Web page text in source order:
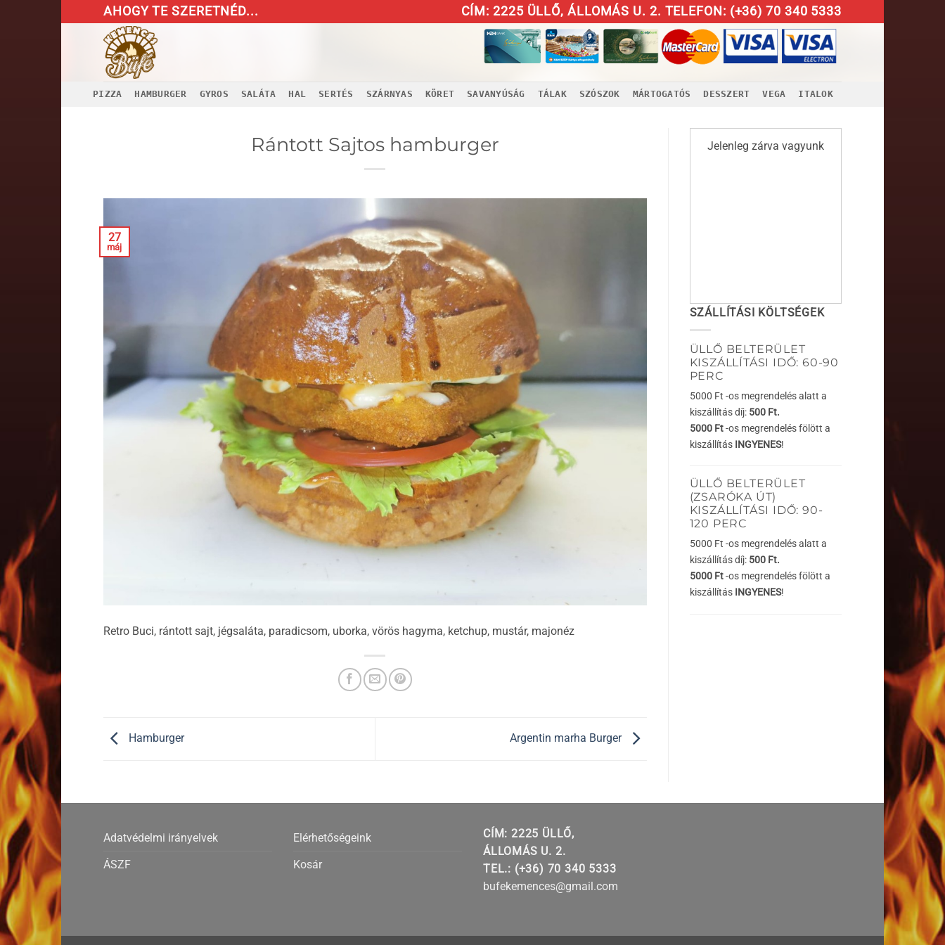
to
AHOGY TE SZERETNÉD... CÍM: 2225 ÜLLŐ, ÁLLOMÁS U. 2. TELEFON: (+36) 70 340 5333
PIZZA HAMBURGER GYROS SALÁTA HAL SERTÉS SZÁRNYAS KÖRET SAVANYÚSÁG TÁLAK SZÓSZOK MÁRTOGATÓS DESSZERT VEGA ITALOK
Rántott Sajtos hamburger
27
máj
Retro Buci, rántott sajt, jégsaláta, paradicsom, uborka, vörös hagyma, ketchup, mustár, majonéz
Hamburger Argentin marha Burger
Jelenleg zárva vagyunk
SZÁLLÍTÁSI KÖLTSÉGEK
ÜLLŐ BELTERÜLET
KISZÁLLÍTÁSI IDŐ: 60-90
PERC
5000 Ft -os megrendelés alatt a
kiszállítás díj: 500 Ft.
5000 Ft-os megrendelés fölött a
kiszállítás INGYENES!
ÜLLŐ BELTERÜLET
(ZSARÓKA ÚT)
KISZÁLLÍTÁSI IDŐ: 90-
120 PERC
5000 Ft -os megrendelés alatt a
kiszállítás díj: 500 Ft.
5000 Ft-os megrendelés fölött a
kiszállítás INGYENES!
Adatvédelmi irányelvek
ÁSZF
Elérhetőségeink
Kosár
CÍM: 2225 ÜLLŐ,
ÁLLOMÁS U. 2.
TEL.: (+36) 70 340 5333
bufekemences@gmail.com